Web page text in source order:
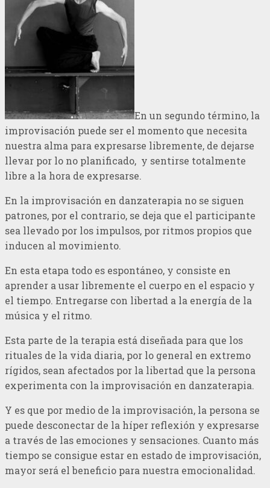
En un segundo término, la
improvisación puede ser el momento que necesita
nuestra alma para expresarse libremente, de dejarse
llevar por lo no planificado, y sentirse totalmente
libre a la hora de expresarse.
En la improvisación en danzaterapia no se siguen
patrones, por el contrario, se deja que el participante
sea llevado por los impulsos, por ritmos propios que
inducen al movimiento.
En esta etapa todo es espontáneo, y consiste en
aprender a usar libremente el cuerpo en el espacio y
el tiempo. Entregarse con libertad a la energía de la
música y el ritmo.
Esta parte de la terapia está diseñada para que los
rituales de la vida diaria, por lo general en extremo
rígidos, sean afectados por la libertad que la persona
experimenta con la improvisación en danzaterapia.
Y es que por medio de la improvisación, la persona se
puede desconectar de la híper reflexión y expresarse
a través de las emociones y sensaciones. Cuanto más
tiempo se consigue estar en estado de improvisación,
mayor será el beneficio para nuestra emocionalidad.